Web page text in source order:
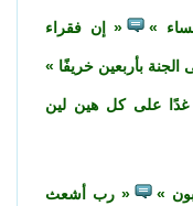
إن فقراء
الجنة بأربعين خريفًا
غدًا على كل هين لين
رب أشعث